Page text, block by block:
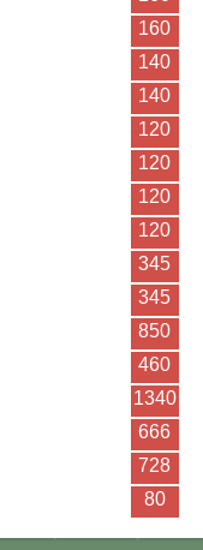
160
140
140
120
120
120
120
345
345
850
460
1340
666
728
80